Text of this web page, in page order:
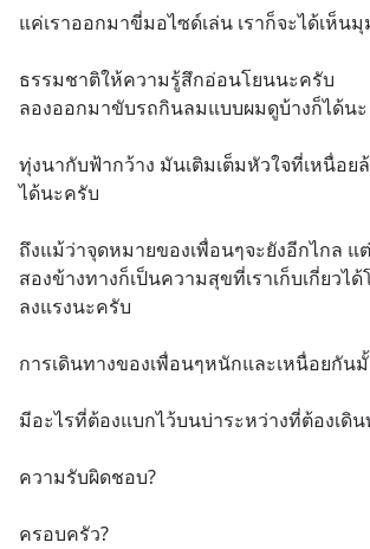
แค่เราออกมาขี่มอไซด์เล่น เราก็จะได้เห็น
ธรรมชาติให้ความรู้สึกอ่อนโยนนะครับ
ลองออกมาขับรถกินลมแบบผมดูบ้างก็ได้นะ
ทุ่งนากับฟ้ากว้าง มันเติมเต็มหัวใจที่เหนื่อย
ได้นะครับ
ถึงแม้ว่าจุดหมายของเพื่อนๆจะยังอีกไกล
สองข้างทางก็เป็นความสุขที่เราเก็บเกี่ยวไ
ลงแรงนะครับ
การเดินทางของเพื่อนๆหนักและเหนื่อยกัน
มีอะไรที่ต้องแบกไว้บนบ่าระหว่างที่ต้องเดิน
ความรับผิดชอบ?
ครอบครัว?